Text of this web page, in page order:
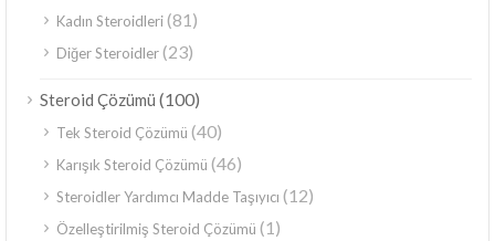
Kadın Steroidleri(81)
Diğer Steroidler(23)
Steroid Çözümü (100)
Tek Steroid Çözümü (40)
Karışık Steroid Çözümü (46)
Steroidler Yardımcı Madde Taşıyıcı (12)
Özelleştirilmiş Steroid Çözümü (1)